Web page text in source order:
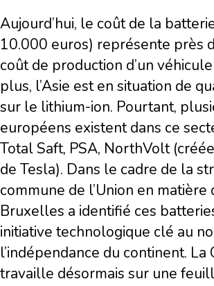
Aujourd’hui, le coût de la
10.000 euros) représente près
coût de production d’un
plus, l’Asie est en situation de
sur le lithium-ion. Pourtant,
européens existent dans ce
Total Saft, PSA, NorthVolt
de Tesla). Dans le cadre de la
commune de l’Union en matière
Bruxelles a identifié ces
initiative technologique clé au
l’indépendance du continent. La
travaille désormais sur une